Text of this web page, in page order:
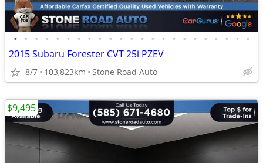
• • • • • • • • • • • • • • • • • • • • • • •
2015 Subaru Forester CVT 25i PZEV
8/7 103,823km Stone Road Auto
$9,495